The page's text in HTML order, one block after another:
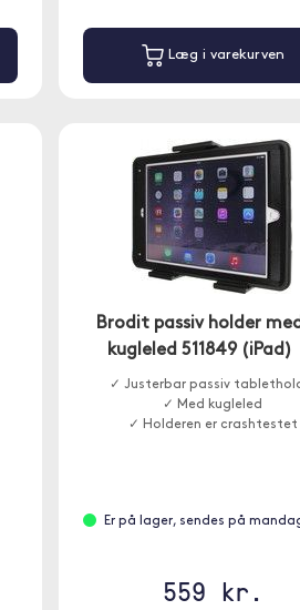
Læg i varekurven
Brodit passiv holder med
kugleled 511849 (iPad)
✓ Justerbar passiv
✓ Med kugleled
✓ Holderen er crashtestet
Er på lager, sendes på
559 kr.